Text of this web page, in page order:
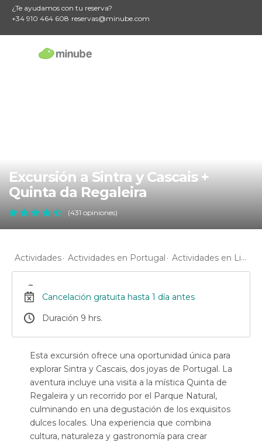
¿Te ayudamos con tu reserva?
+34 910 464 608 reservas@minube.com
Excursión a Sintra y Cascais +
Quinta da Regaleira
(431 opiniones)
Actividades Actividades en Portugal Actividades en Lisboa
Cancelación gratuita hasta 1 día antes
Duración 9 hrs.
Esta excursión ofrece una oportunidad única para
explorar Sintra y Cascais, dos joyas de Portugal. La
aventura incluye una visita a la mística Quinta de
Regaleira y un recorrido por el Parque Natural,
culminando en una degustación de los exquisitos
dulces locales. Una experiencia que combina
cultura, naturaleza y gastronomía para crear